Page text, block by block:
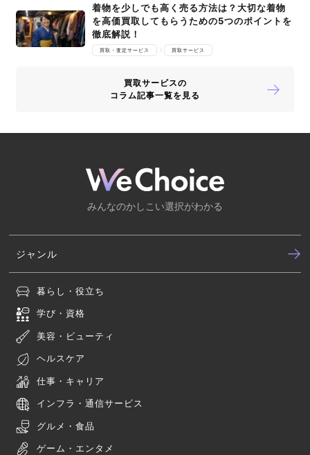
着物を少しでも高く売る方法は？大切な着物
を高価買取してもらうための5つのポイントを
徹底解説！
買取・査定サービス 買取サービス
買取サービスの
コラム記事一覧を見る
みんなのかしこい選択がわかる
ジャンル
暮らし・役立ち
学び・資格
美容・ビューティ
ヘルスケア
仕事・キャリア
インフラ・通信サービス
グルメ・食品
ゲーム・エンタメ